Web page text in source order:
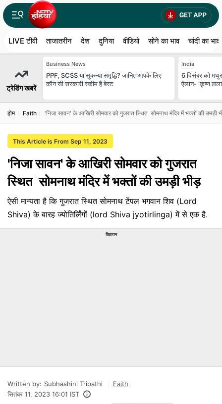
LIVE टीवी ताजातरीन देश दुनिया वीडियो सोने का भाव चांदी का भाव
ट्रेडिंग खबरें
Business News
PPF, SCSS या सुकन्या समृद्धि? जानिए आपके लिए
कौन सी सरकारी स्कीम है बेस्ट
India
6 दिसंबर को
ऐलान- 'कृष्ण लला
होम Faith 'निजा सावन' के आखिरी सोमवार को गुजरात स्थित सोमनाथ मंदिर में भक्तों की उमड़ी
This Article is From Sep 11, 2023
'निजा सावन' के आखिरी सोमवार को गुजरात
स्थित सोमनाथ मंदिर में भक्तों की उमड़ी भीड़
ऐसी मान्यता है कि गुजरात स्थित सोमनाथ टेंपल भगवान शिव (Lord
Shiva) के बारह ज्योतिर्लिंगों (lord Shiva jyotirlinga) में से एक है.
विज्ञापन
Written by: Subhashini Tripathi
Faith
सितंबर 11, 2023 16:01 IST